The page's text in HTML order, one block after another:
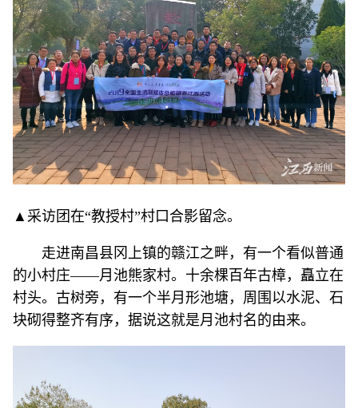
▲采访团在“教授村”村口合影留念。
走进南昌县冈上镇的赣江之畔，有一个看似普通
的小村庄——月池熊家村。十余棵百年古樟，矗立在
村头。古树旁，有一个半月形池塘，周围以水泥、石
块砌得整齐有序，据说这就是月池村名的由来。